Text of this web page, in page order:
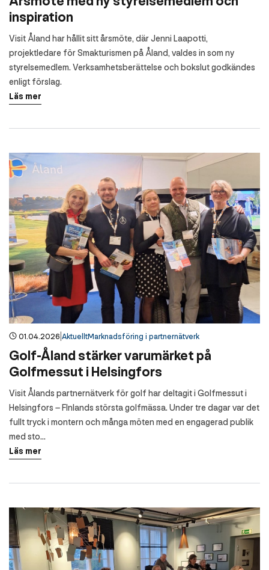
inspiration
Visit Åland har hållit sitt årsmöte, där Jenni Laapotti,
projektledare för Smakturismen på Åland, valdes in som ny
styrelsemedlem. Verksamhetsberättelse och bokslut godkändes
enligt förslag.
Läs mer
01.04.2026 AktuelltMarknadsföring i partnernätverk
Golf-Åland stärker varumärket på
Golfmessut i Helsingfors
Visit Ålands partnernätverk för golf har deltagit i Golfmessut i
Helsingfors – FInlands största golfmässa. Under tre dagar var det
fullt tryck i montern och många möten med en engagerad publik
med sto...
Läs mer